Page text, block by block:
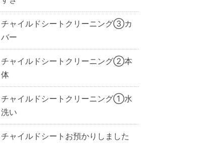
チャイルドシートクリーニング③カ
バー
チャイルドシートクリーニング②本
体
チャイルドシートクリーニング①水
洗い
チャイルドシートお預かりしました